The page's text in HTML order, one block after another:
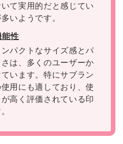
て実用的だと感じてい
いようです。
能性
パクトなサイズ感とパ
は、多くのユーザーか
います。特にサブラン
用にも適しており、使
高く評価されている印